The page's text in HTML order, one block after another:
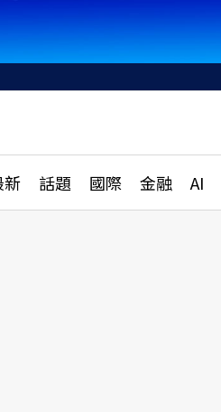
新 話題 國際 金融 AI
話題
國際